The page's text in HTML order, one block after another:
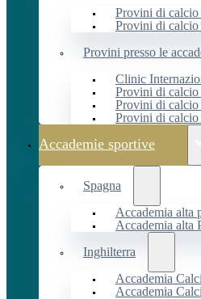
Provini di calcio
Provini di
Provini presso le
Clinic
Provini di calcio
Provini di calcio
Provini di calcio
Accademie sportive
Spagna
Accademia alta
Accademia alta
Inghilterra
Accademia
Accademia